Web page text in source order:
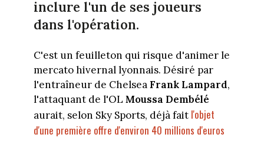
inclure l'un de ses joueurs
dans l'opération.
C'est un feuilleton qui risque d'animer le
mercato hivernal lyonnais. Désiré par
l'entraîneur de ChelseaFrank Lampard,
l'attaquant de l'OL Moussa Dembélé
aurait, selon Sky Sports, déjà fait l'objet
d'une première offre d'environ 40 millions d'euros